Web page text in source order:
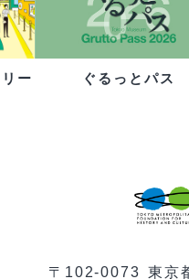
ー
ぐるっとパス
〒102-0073 東京